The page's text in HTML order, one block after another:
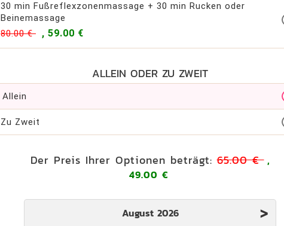
30 min Fußreflexzonenmassage + 30 min Rucken oder
Beinemassage
80.00 €
, 59.00 €
ALLEIN ODER ZU ZWEIT
Allein
Zu Zweit
Der Preis Ihrer Optionen beträgt:65.00 € ,
49.00 €
August 2026 >